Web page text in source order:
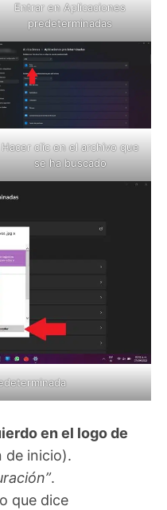
Entrar en Aplicaciones
predeterminadas
Hacer clic en el archivo que
se ha buscado
en el logo de
de inicio).
.
que dice